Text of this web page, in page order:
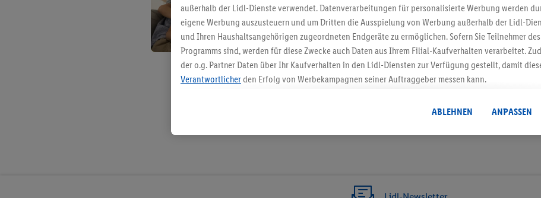
Gutschein sichern!
außerhalb der Lidl-Dienste verwendet. Datenverarbeitungen für personalisierte Werbung werden
eigene Werbung auszusteuern und um Dritten die Ausspielung von Werbung außerhalb der Lidl-
und Ihren Haushaltsangehörigen zugeordneten Endgeräte zu ermöglichen. Sofern Sie Teilnehmer
Programms sind, werden für diese Zwecke auch Daten aus Ihrem Filial-Kaufverhalten verarbeitet.
der o.g. Partner Daten über Ihr Kaufverhalten in den Lidl-Diensten zur Verfügung gestellt, damit
Verantwortlicherden Erfolg von Werbekampagnen seiner Auftraggeber messen kann.
angereicherten Profilen. Dies umfasst die Zusammenführung von Daten (z.B. über Ihre Nutzung der
Kaufverhalten in den Lidl-Diensten, Informationen aus Ihrem Kundenkonto - z.B. Alter oder
genauen Standortdaten) auch über verschiedene Endgeräte und Lidl-Dienste hinweg einschließlich
Sicherung und Optimierung dieser Werbeausspielungen.
ABLEHNEN ANPASSEN